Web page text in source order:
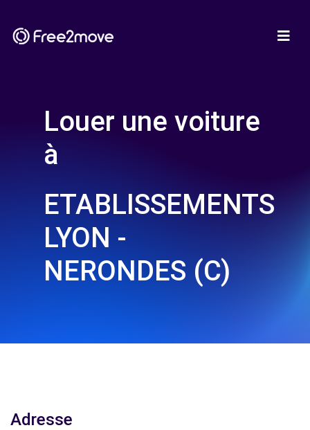
Louer une voiture
à
ETABLISSEMENTS
LYON -
NERONDES (C)
Adresse